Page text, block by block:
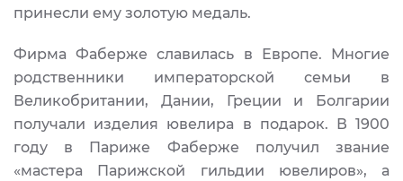
принесли ему золотую медаль.
Фирма Фаберже славилась в Европе. Многие
родственники императорской семьи в
Великобритании, Дании, Греции и Болгарии
получали изделия ювелира в подарок. В 1900
году в Париже Фаберже получил звание
«мастера Парижской гильдии ювелиров», а